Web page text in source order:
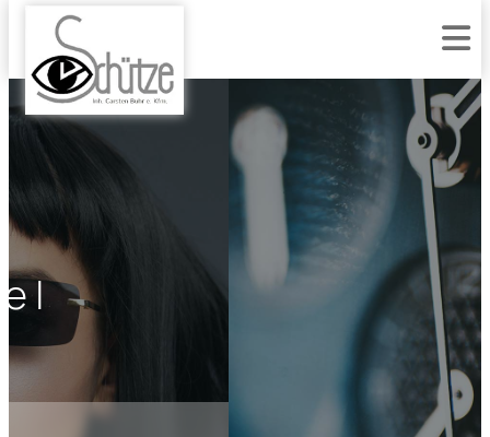
Zum Inhalt springen
WILLKOMMEN BEI
Firma Schütze |
Bienenbüttel